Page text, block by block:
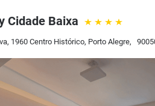
Cidade Baixa
1960 Centro Histórico, Porto Alegre,